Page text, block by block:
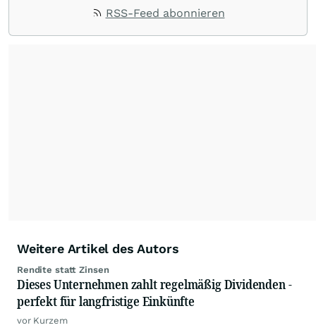
Rohstoffe oder Krypto – die Beiträge sind kurz,
RSS-Feed abonnieren
Weitere Artikel des Autors
Rendite statt Zinsen
Dieses Unternehmen zahlt regelmäßig Dividenden -
perfekt für langfristige Einkünfte
vor Kurzem